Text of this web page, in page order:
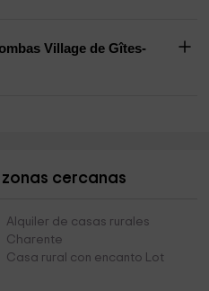
Village de Gîtes-
cercanas
Alquiler de casas rurales
Charente
Casa rural con encanto Lot